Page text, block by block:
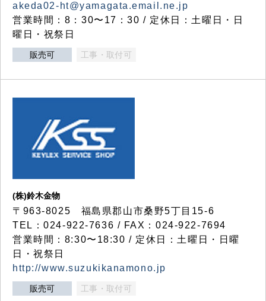
akeda02-ht@yamagata.email.ne.jp
営業時間：8：30〜17：30 / 定休日：土曜日・日
曜日・祝祭日
販売可 工事・取付可
(株)鈴木金物
〒963-8025 福島県郡山市桑野5丁目15-6
TEL：024-922-7636 / FAX：024-922-7694
営業時間：8:30〜18:30 / 定休日：土曜日・日曜
日・祝祭日
http://www.suzukikanamono.jp
販売可 工事・取付可